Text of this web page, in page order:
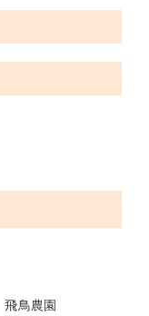
鳥農園